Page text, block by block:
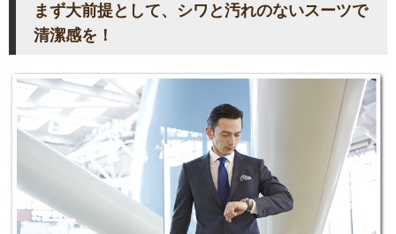
まず大前提として、シワと汚れのないスーツで
清潔感を！